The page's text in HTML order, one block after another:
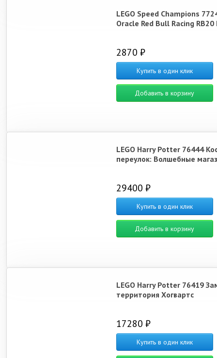
LEGO Speed Champions
Oracle Red Bull Racing RB20
2870 ₽
Купить в один клик
Добавить в корзину
LEGO Harry Potter 76444
переулок: Волшебные
29400 ₽
Купить в один клик
Добавить в корзину
LEGO Harry Potter 76419
территория Хогвартс
17280 ₽
Купить в один клик